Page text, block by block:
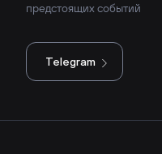
предстоящих событий
Telegram